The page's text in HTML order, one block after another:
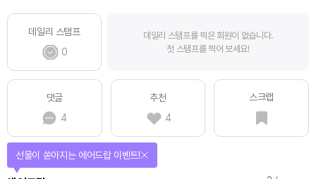
데일리 스탬프
0
데일리 스탬프를 찍은 회원이 없습니다.
첫 스탬프를 찍어 보세요!
댓글
4
추천
4
스크랩
선물이 쏟아지는 에어드랍 이벤트!